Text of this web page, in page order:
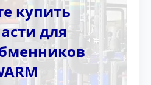
купить
для